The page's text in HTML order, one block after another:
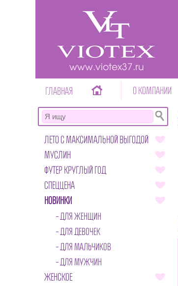
www.viotex37.ru
ГЛАВНАЯ О КОМПАНИИ
ЛЕТО С МАКСИМАЛЬНОЙ ВЫГОДОЙ
МУСЛИН
ФУТЕР КРУГЛЫЙ ГОД
СПЕЦЦЕНА
НОВИНКИ
ДЛЯ ЖЕНЩИН
ДЛЯ ДЕВОЧЕК
ДЛЯ МАЛЬЧИКОВ
ДЛЯ МУЖЧИН
ЖЕНСКОЕ